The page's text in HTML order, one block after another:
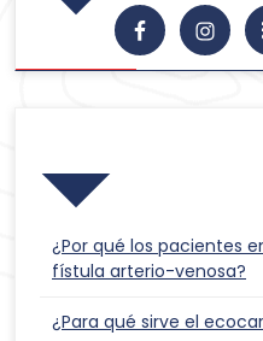
¿Por qué los pacientes
fístula arterio-venosa?
¿Para qué sirve el